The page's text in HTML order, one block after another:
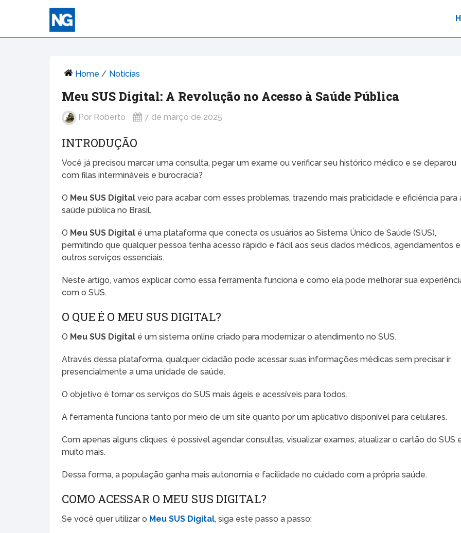
Home / Notícias
Meu SUS Digital: A Revolução no Acesso à Saúde Pública
Por Roberto 7 de março de 2025
INTRODUÇÃO
Você já precisou marcar uma consulta, pegar um exame ou verificar seu histórico médico e se deparou
com filas intermináveis e burocracia?
O Meu SUS Digital veio para acabar com esses problemas, trazendo mais praticidade e eficiência para
saúde pública no Brasil.
O Meu SUS Digital é uma plataforma que conecta os usuários ao Sistema Único de Saúde (SUS),
permitindo que qualquer pessoa tenha acesso rápido e fácil aos seus dados médicos, agendamentos e
outros serviços essenciais.
Neste artigo, vamos explicar como essa ferramenta funciona e como ela pode melhorar sua
com o SUS.
O QUE É O MEU SUS DIGITAL?
O Meu SUS Digital é um sistema online criado para modernizar o atendimento no SUS.
Através dessa plataforma, qualquer cidadão pode acessar suas informações médicas sem precisar ir
presencialmente a uma unidade de saúde.
O objetivo é tornar os serviços do SUS mais ágeis e acessíveis para todos.
A ferramenta funciona tanto por meio de um site quanto por um aplicativo disponível para celulares.
Com apenas alguns cliques, é possível agendar consultas, visualizar exames, atualizar o cartão do SUS
muito mais.
Dessa forma, a população ganha mais autonomia e facilidade no cuidado com a própria saúde.
COMO ACESSAR O MEU SUS DIGITAL?
Se você quer utilizar o Meu SUS Digital, siga este passo a passo: